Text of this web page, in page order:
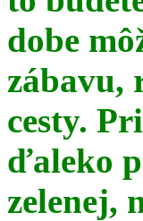
dobe
zábavu,
cesty.
ďaleko
zelenej,